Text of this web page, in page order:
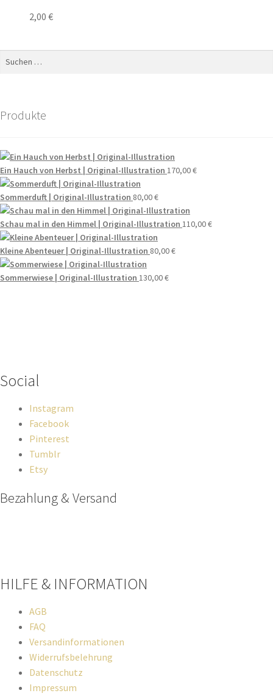
2,00 €
Produkte
Ein Hauch von Herbst | Original-Illustration 170,00€
Sommerduft | Original-Illustration 80,00€
Schau mal in den Himmel | Original-Illustration 110,00€
Kleine Abenteuer | Original-Illustration 80,00€
Sommerwiese | Original-Illustration 130,00€
Social
Instagram
Facebook
Pinterest
Tumblr
Etsy
Bezahlung & Versand
HILFE & INFORMATION​
AGB
FAQ
Versandinformationen
Widerrufsbelehrung
Datenschutz
Impressum